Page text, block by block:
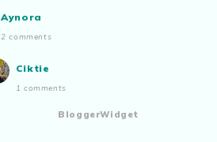
Aynora
2 comments
Ciktie
1 comments
BloggerWidget